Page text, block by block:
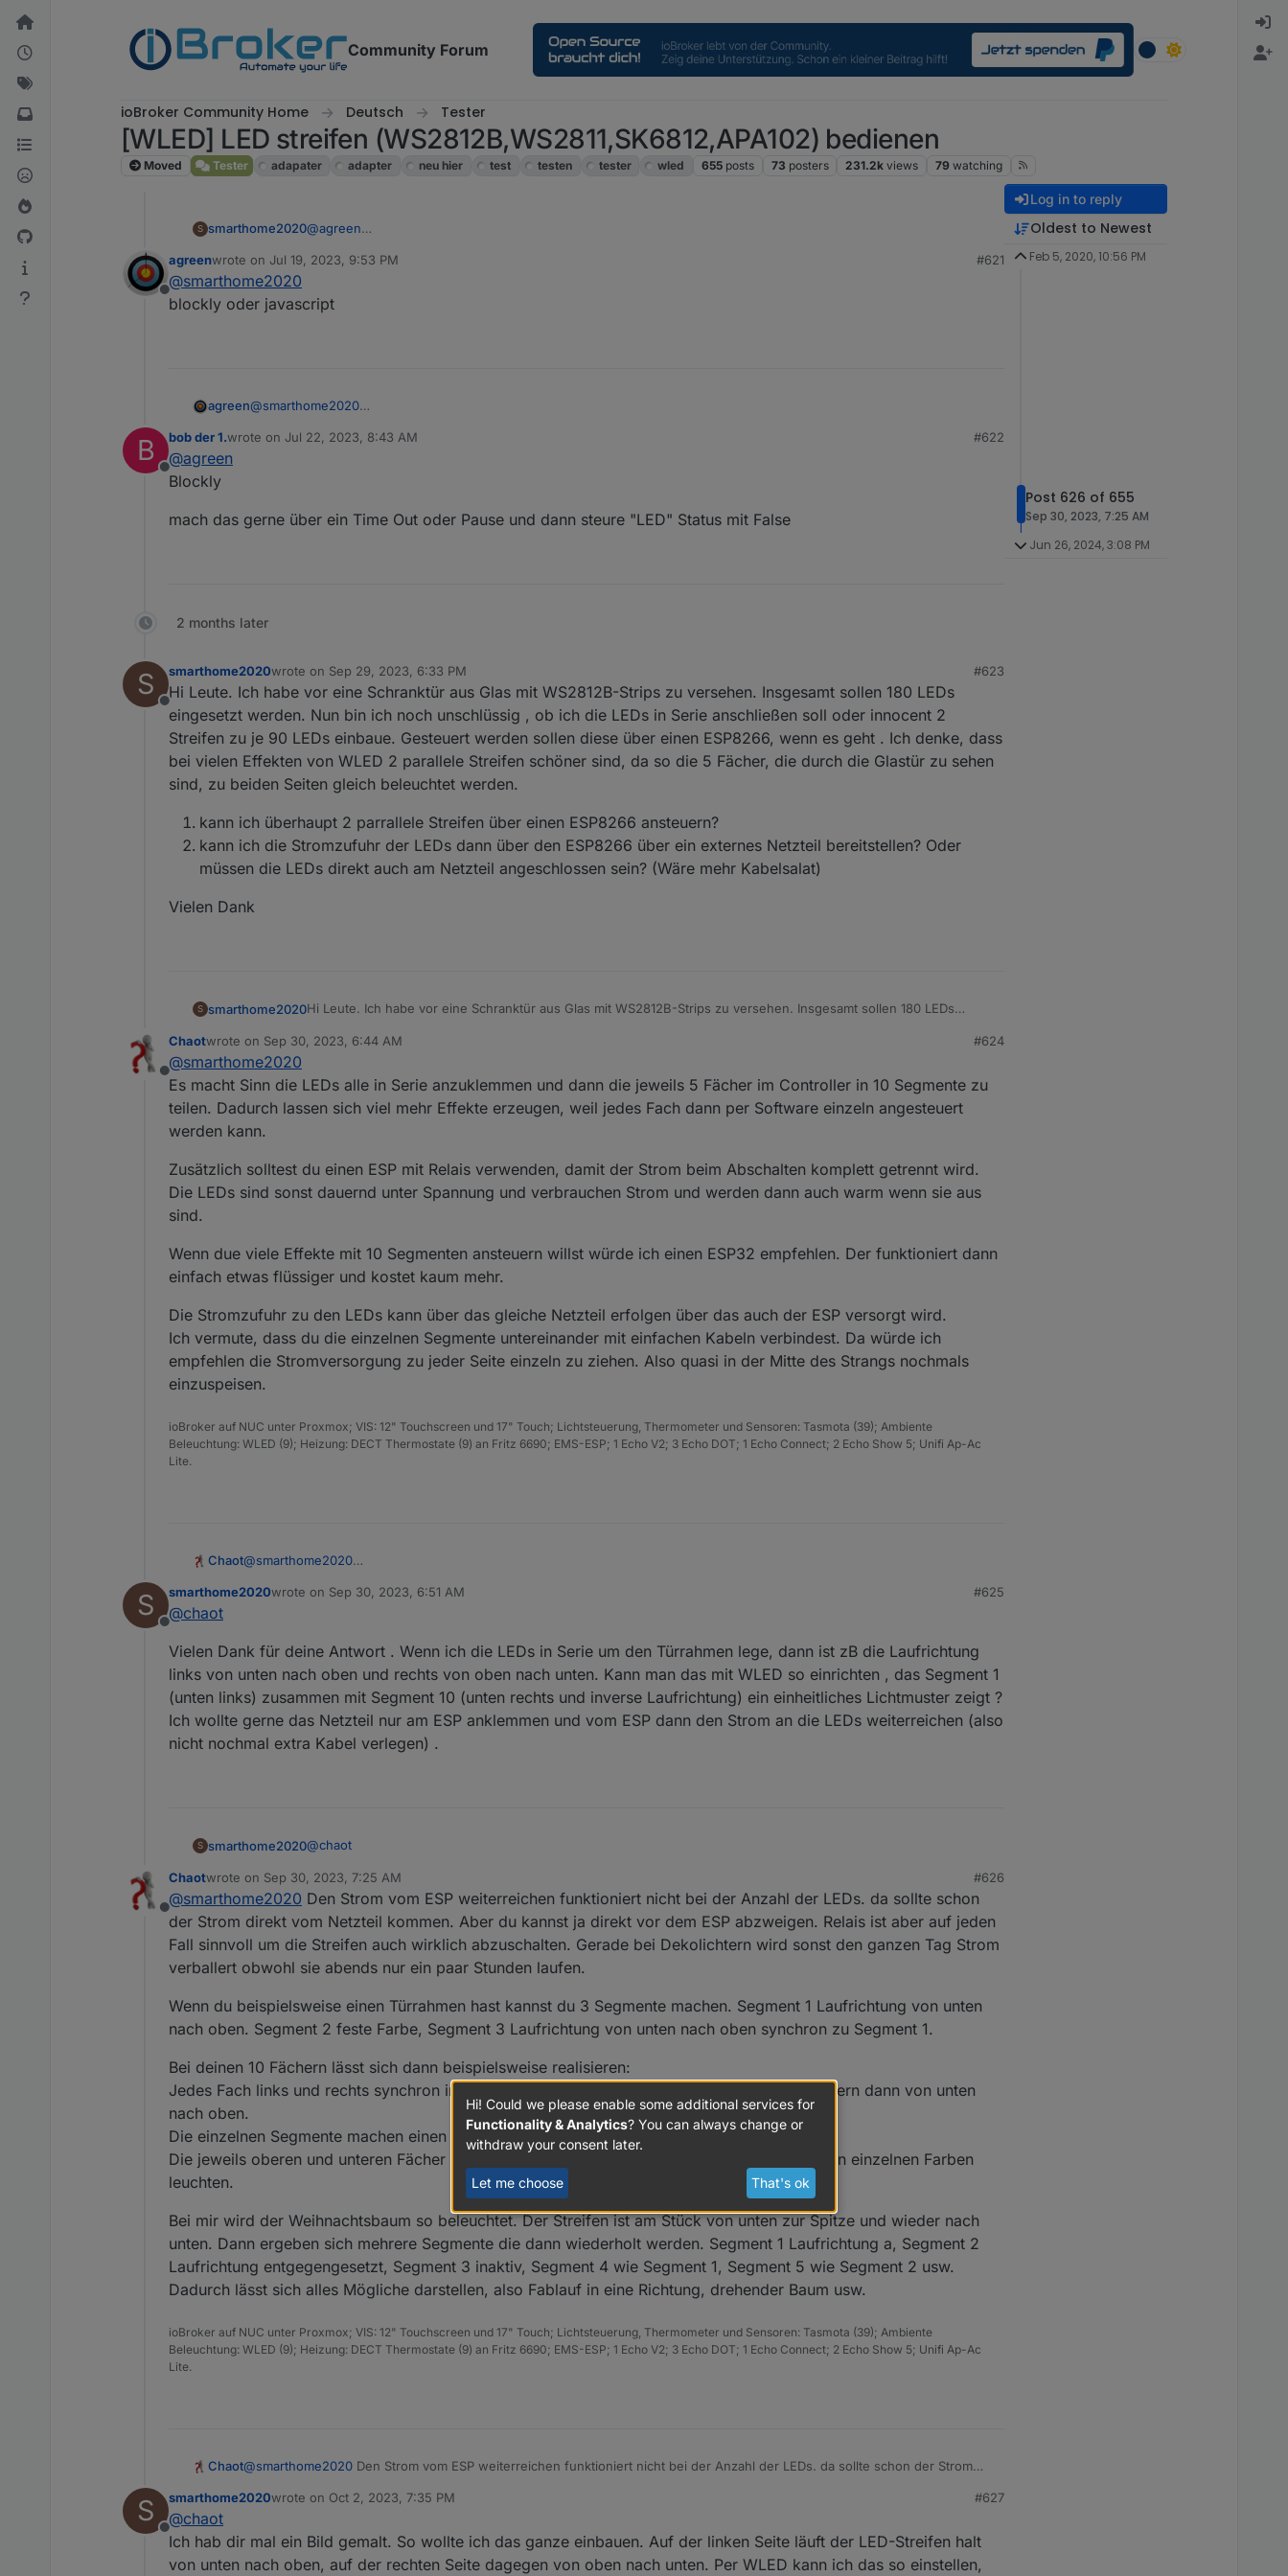
Skip to content
Community Forum
ioBroker Community Home Deutsch Tester
[WLED] LED streifen (WS2812B,WS2811,SK6812,APA102) bedienen
Moved Tester adapater adapter neu hier test testen tester wled 655 posts 73 posters 231.2k views 79 watching
S smarthome2020@agreen
Offline
agreenwrote on Jul 19, 2023, 9:53 PM
last edited by
#621
@smarthome2020
blockly oder javascript
agreen@smarthome2020
B
Offline
bob der 1.wrote on Jul 22, 2023, 8:43 AM
last edited by
#622
@agreen
Blockly
mach das gerne über ein Time Out oder Pause und dann steure "LED" Status mit False
2 months later
S
Offline
smarthome2020wrote on Sep 29, 2023, 6:33 PM
last edited by
#623
Hi Leute. Ich habe vor eine Schranktür aus Glas mit WS2812B-Strips zu versehen. Insgesamt sollen 180 LEDs
eingesetzt werden. Nun bin ich noch unschlüssig , ob ich die LEDs in Serie anschließen soll oder innocent 2
Streifen zu je 90 LEDs einbaue. Gesteuert werden sollen diese über einen ESP8266, wenn es geht . Ich denke, dass
bei vielen Effekten von WLED 2 parallele Streifen schöner sind, da so die 5 Fächer, die durch die Glastür zu sehen
sind, zu beiden Seiten gleich beleuchtet werden.
kann ich überhaupt 2 parrallele Streifen über einen ESP8266 ansteuern?
kann ich die Stromzufuhr der LEDs dann über den ESP8266 über ein externes Netzteil bereitstellen? Oder
müssen die LEDs direkt auch am Netzteil angeschlossen sein? (Wäre mehr Kabelsalat)
Vielen Dank
S smarthome2020Hi Leute. Ich habe vor eine Schranktür aus Glas mit WS2812B-Strips zu versehen. Insgesamt sollen 180 LEDs
Streifen zu je 90 LEDs einbaue. Gesteuert werden sollen diese über einen ESP8266, wenn es geht . Ich denke,
sehen sind, zu beiden Seiten gleich beleuchtet werden.
kann ich überhaupt 2 parrallele Streifen über einen ESP8266 ansteuern?
müssen die LEDs direkt auch am Netzteil angeschlossen sein? (Wäre mehr Kabelsalat)
Offline
Chaotwrote on Sep 30, 2023, 6:44 AM
last edited by
#624
@smarthome2020
Es macht Sinn die LEDs alle in Serie anzuklemmen und dann die jeweils 5 Fächer im Controller in 10 Segmente zu
teilen. Dadurch lassen sich viel mehr Effekte erzeugen, weil jedes Fach dann per Software einzeln angesteuert
werden kann.
Zusätzlich solltest du einen ESP mit Relais verwenden, damit der Strom beim Abschalten komplett getrennt wird.
Die LEDs sind sonst dauernd unter Spannung und verbrauchen Strom und werden dann auch warm wenn sie aus
sind.
Wenn due viele Effekte mit 10 Segmenten ansteuern willst würde ich einen ESP32 empfehlen. Der funktioniert dann
einfach etwas flüssiger und kostet kaum mehr.
Die Stromzufuhr zu den LEDs kann über das gleiche Netzteil erfolgen über das auch der ESP versorgt wird.
Ich vermute, dass du die einzelnen Segmente untereinander mit einfachen Kabeln verbindest. Da würde ich
empfehlen die Stromversorgung zu jeder Seite einzeln zu ziehen. Also quasi in der Mitte des Strangs nochmals
einzuspeisen.
ioBroker auf NUC unter Proxmox; VIS: 12" Touchscreen und 17" Touch; Lichtsteuerung, Thermometer und Sensoren: Tasmota (39); Ambiente
Beleuchtung: WLED (9); Heizung: DECT Thermostate (9) an Fritz 6690; EMS-ESP; 1 Echo V2; 3 Echo DOT; 1 Echo Connect; 2 Echo Show 5; Unifi Ap-Ac
Lite.
Chaot@smarthome2020
Dadurch lassen sich viel mehr Effekte erzeugen, weil jedes Fach dann per Software einzeln angesteuert werden kann.
Zusätzlich solltest du einen ESP mit Relais verwenden, damit der Strom beim Abschalten komplett getrennt wird. Die LEDs sind
etwas flüssiger und kostet kaum mehr.
Die Stromzufuhr zu den LEDs kann über das gleiche Netzteil erfolgen über das auch der ESP versorgt wird.
Ich vermute, dass du die einzelnen Segmente untereinander mit einfachen Kabeln verbindest. Da würde ich empfehlen die
Stromversorgung zu jeder Seite einzeln zu ziehen. Also quasi in der Mitte des Strangs nochmals einzuspeisen.
S
Offline
smarthome2020wrote on Sep 30, 2023, 6:51 AM
last edited by
#625
@chaot
Vielen Dank für deine Antwort . Wenn ich die LEDs in Serie um den Türrahmen lege, dann ist zB die Laufrichtung
links von unten nach oben und rechts von oben nach unten. Kann man das mit WLED so einrichten , das Segment 1
(unten links) zusammen mit Segment 10 (unten rechts und inverse Laufrichtung) ein einheitliches Lichtmuster zeigt ?
Ich wollte gerne das Netzteil nur am ESP anklemmen und vom ESP dann den Strom an die LEDs weiterreichen (also
nicht nochmal extra Kabel verlegen) .
S smarthome2020@chaot
Vielen Dank für deine Antwort . Wenn ich die LEDs in Serie um den Türrahmen lege, dann ist zB die Laufrichtung
links von unten nach oben und rechts von oben nach unten. Kann man das mit WLED so einrichten , das Segment 1
(unten links) zusammen mit Segment 10 (unten rechts und inverse Laufrichtung) ein einheitliches Lichtmuster zeigt
Ich wollte gerne das Netzteil nur am ESP anklemmen und vom ESP dann den Strom an die LEDs weiterreichen (also
nicht nochmal extra Kabel verlegen) .
Offline
Chaotwrote on Sep 30, 2023, 7:25 AM
last edited by
#626
@smarthome2020 Den Strom vom ESP weiterreichen funktioniert nicht bei der Anzahl der LEDs. da sollte schon
der Strom direkt vom Netzteil kommen. Aber du kannst ja direkt vor dem ESP abzweigen. Relais ist aber auf jeden
Fall sinnvoll um die Streifen auch wirklich abzuschalten. Gerade bei Dekolichtern wird sonst den ganzen Tag Strom
verballert obwohl sie abends nur ein paar Stunden laufen.
Wenn du beispielsweise einen Türrahmen hast kannst du 3 Segmente machen. Segment 1 Laufrichtung von unten
nach oben. Segment 2 feste Farbe, Segment 3 Laufrichtung von unten nach oben synchron zu Segment 1.
Bei deinen 10 Fächern lässt sich dann beispielsweise realisieren:
Jedes Fach links und rechts synchron in der gleichen Farbe und die Farben der Fächer wandern dann von unten
nach oben.
Die einzelnen Segmente machen einen Farbwechsel von aussen nach innen.
Die jeweils oberen und unteren Fächer machen Farbwechsel, während die restlichen Fächer in einzelnen Farben
leuchten.
Bei mir wird der Weihnachtsbaum so beleuchtet. Der Streifen ist am Stück von unten zur Spitze und wieder nach
unten. Dann ergeben sich mehrere Segmente die dann wiederholt werden. Segment 1 Laufrichtung a, Segment 2
Laufrichtung entgegengesetzt, Segment 3 inaktiv, Segment 4 wie Segment 1, Segment 5 wie Segment 2 usw.
Dadurch lässt sich alles Mögliche darstellen, also Fablauf in eine Richtung, drehender Baum usw.
ioBroker auf NUC unter Proxmox; VIS: 12" Touchscreen und 17" Touch; Lichtsteuerung, Thermometer und Sensoren: Tasmota (39); Ambiente
Beleuchtung: WLED (9); Heizung: DECT Thermostate (9) an Fritz 6690; EMS-ESP; 1 Echo V2; 3 Echo DOT; 1 Echo Connect; 2 Echo Show 5; Unifi Ap-Ac
Lite.
Chaot@smarthome2020 Den Strom vom ESP weiterreichen funktioniert nicht bei der Anzahl der LEDs. da sollte schon der Strom
Streifen auch wirklich abzuschalten. Gerade bei Dekolichtern wird sonst den ganzen Tag Strom verballert obwohl sie abends
Wenn du beispielsweise einen Türrahmen hast kannst du 3 Segmente machen. Segment 1 Laufrichtung von unten nach oben.
Bei deinen 10 Fächern lässt sich dann beispielsweise realisieren:
Jedes Fach links und rechts synchron in der gleichen Farbe und die Farben der Fächer wandern dann von unten nach oben.
S
Offline
smarthome2020wrote on Oct 2, 2023, 7:35 PM
last edited by
#627
@chaot
Ich hab dir mal ein Bild gemalt. So wollte ich das ganze einbauen. Auf der linken Seite läuft der LED-Streifen halt
von unten nach oben, auf der rechten Seite dagegen von oben nach unten. Per WLED kann ich das so einstellen,
Log in to reply
Oldest to Newest
Feb 5, 2020, 10:56 PM
Post 626 of 655
Sep 30, 2023, 7:25 AM
Jun 26, 2024, 3:08 PM
Hi! Could we please enable some additional services for
Functionality & Analytics? You can always change or
withdraw your consent later.
Let me choose That's ok